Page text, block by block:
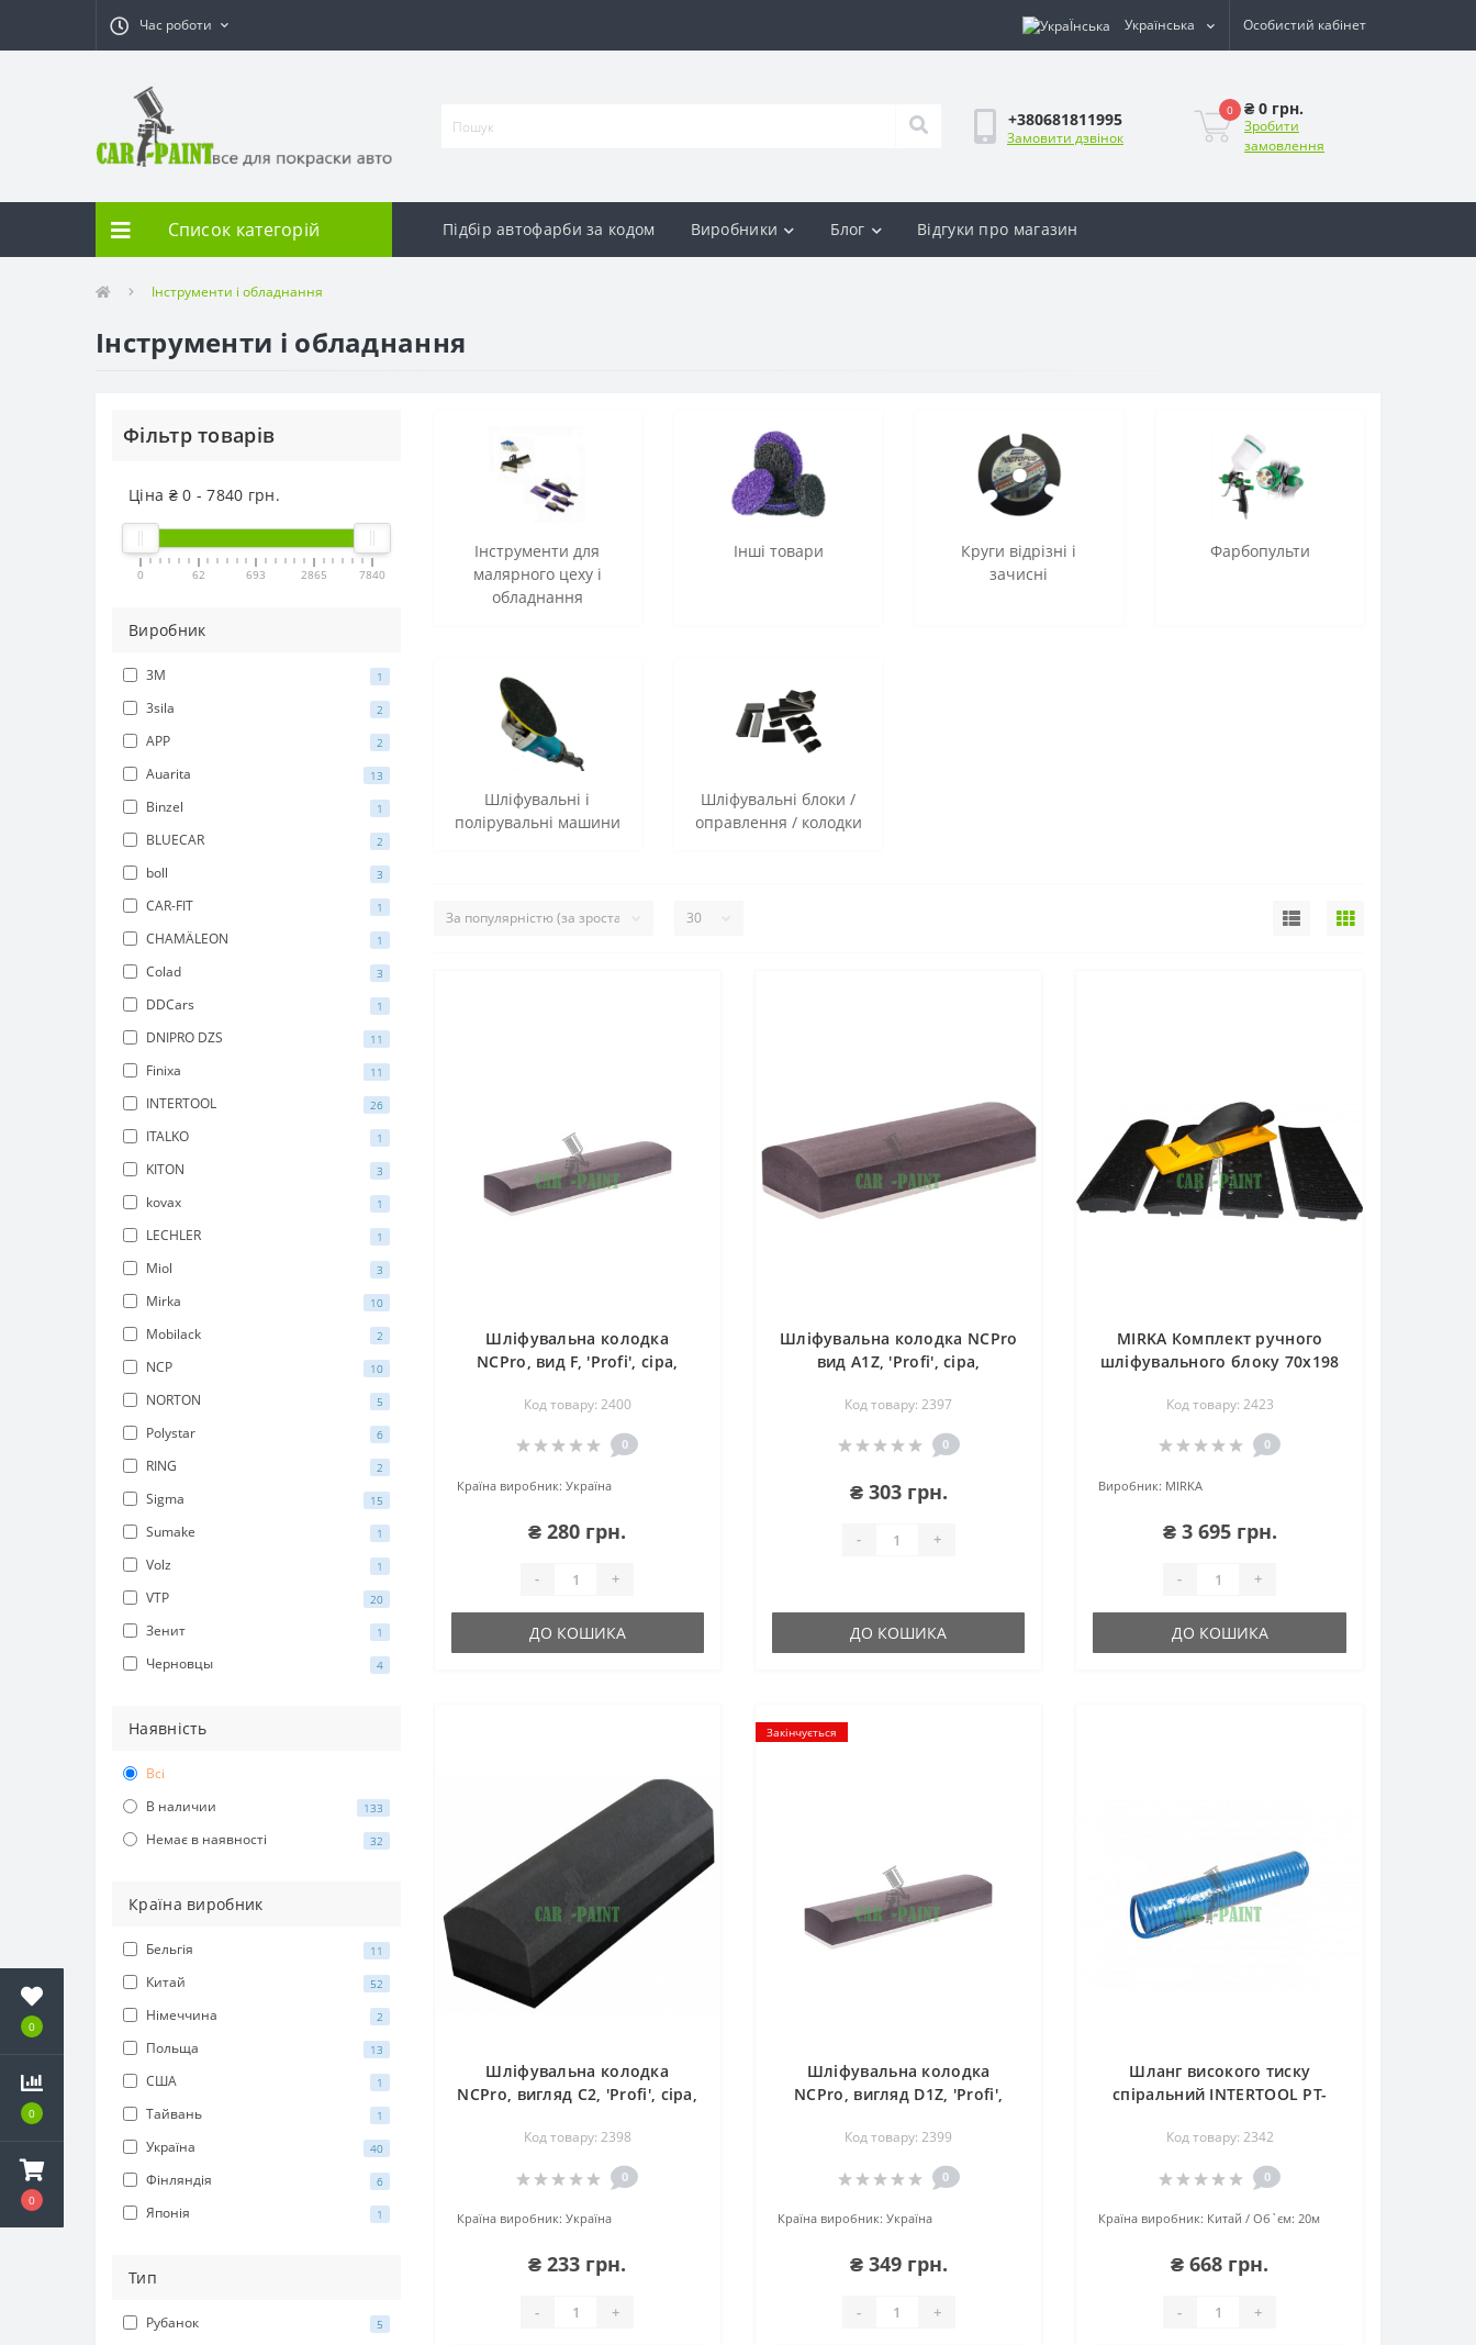
0
0
0
Час роботи Українська Особистий кабінет
+380681811995
Замовити дзвінок
0 ₴ 0 грн.
Зробити
замовлення
Список категорій Підбір автофарби за кодом Виробники Блог Відгуки про магазин
Інструменти і обладнання
Інструменти і обладнання
Фільтр товарів
Ціна ₴0 -7840 грн.
0 62 693 2865 7840
Виробник
3M 1
3sila 2
APP 2
Auarita 13
Binzel 1
BLUЕCAR 2
boll 3
CAR-FIT 1
CHAMÄLEON 1
Colad 3
DDCars 1
DNIPRO DZS 11
Finixa 11
INTERTOOL 26
ITALKO 1
KITON 3
kovax 1
LECHLER 1
Miol 3
Mirka 10
Mobilack 2
NCP 10
NORTON 5
Polystar 6
RING 2
Sigma 15
Sumake 1
Volz 1
VTP 20
Зенит 1
Черновцы 4
Наявність
Всі
В наличии
133
Немає в наявності 32
Країна виробник
Бельгія 11
Китай 52
Німеччина 2
Польща 13
США 1
Тайвань 1
Україна 40
Фінляндія 6
Японія 1
Тип
Рубанок 5
Інструменти для
малярного цеху і
обладнання
Інші товари
Круги відрізні і
зачисні
Фарбопульти
Шліфувальні і
полірувальні машини
Шліфувальні блоки /
оправлення / колодки
Шліфувальна колодка
NCPro, вид F, 'Profi', сіра,
135ммx75мм42мм R20
Код товару: 2400
0
Країна виробник: Україна
₴ 280 грн.
- +
ДО КОШИКА
Шліфувальна колодка NCPro
вид А1Z, 'Profi', сіра,
Код товару: 2397
0
₴ 303 грн.
- +
ДО КОШИКА
MIRKA Комплект ручного
шліфувального блоку 70x198
Код товару: 2423
0
Виробник: MIRKA
₴ 3 695 грн.
- +
ДО КОШИКА
Шліфувальна колодка
NCPro, вигляд C2, 'Profi', сіра,
Код товару: 2398
0
Країна виробник: Україна
₴ 233 грн.
- +
Закінчується
Шліфувальна колодка
NCPro, вигляд D1Z, 'Profi',
Код товару: 2399
0
Країна виробник: Україна
₴ 349 грн.
- +
Шланг високого тиску
спіральний INTERTOOL PT-
Код товару: 2342
0
Країна виробник: Китай Об`єм: 20м
₴ 668 грн.
- +